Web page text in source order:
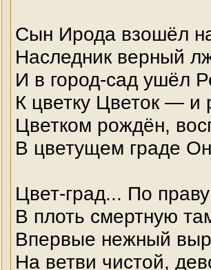
Сын Ирода взошёл
Наследник верный
И в город-сад ушёл
К цветку Цветок — и
Цветком рождён,
В цветущем граде
Цвет-град... По
В плоть смертную
Впервые нежный
На ветви чистой,